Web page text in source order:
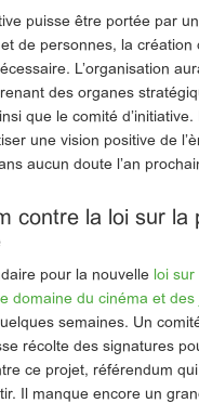
puisse être portée par
de personnes, la création
L’organisation
des organes
que le comité
une vision positive de
aucun doute l’an
contre la loi sur la
pour la nouvelle loi
domaine du cinéma et
semaines. Un
récolte des signatures
ce projet, référendum
Il manque encore un